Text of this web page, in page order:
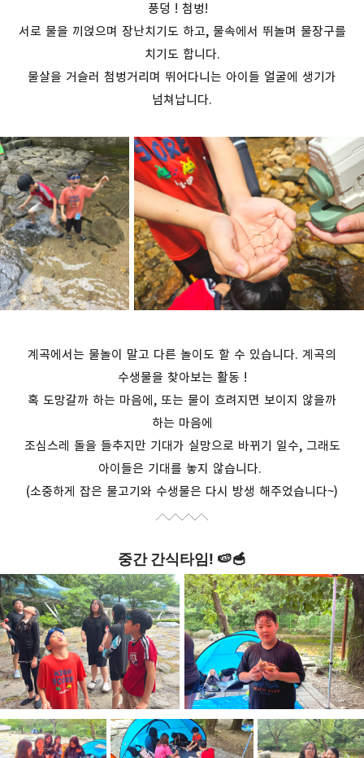
풍덩 ! 첨벙!
서로 물을 끼얹으며 장난치기도 하고, 물속에서 뛰놀며 물장구를
치기도 합니다.
물살을 거슬러 첨벙거리며 뛰어다니는 아이들 얼굴에 생기가
넘쳐납니다.
계곡에서는 물놀이 말고 다른 놀이도 할 수 있습니다. 계곡의
수생물을 찾아보는 활동 !
혹 도망갈까 하는 마음에, 또는 물이 흐려지면 보이지 않을까
하는 마음에
조심스레 돌을 들추지만 기대가 실망으로 바뀌기 일수, 그래도
아이들은 기대를 놓지 않습니다.
(소중하게 잡은 물고기와 수생물은 다시 방생 해주었습니다~)
중간 간식타임! 🍉🥣